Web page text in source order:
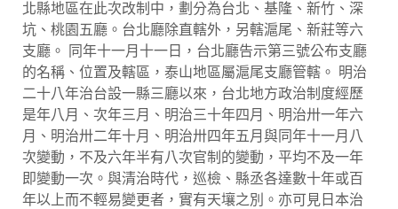
北縣地區在此次改制中，劃分為台北、基隆、新竹、深
坑、桃園五廳。台北廳除直轄外，另轄滬尾、新莊等六
支廳。 同年十一月十一日，台北廳告示第三號公布支廳
的名稱、位置及轄區，泰山地區屬滬尾支廳管轄。 明治
二十八年治台設一縣三廳以來，台北地方政治制度經歷
是年八月、次年三月、明治三十年四月、明治卅一年六
月、明治卅二年十月、明治卅四年五月與同年十一月八
次變動，不及六年半有八次官制的變動，平均不及一年
即變動一次。與清治時代，巡檢、縣丞各達數十年或百
年以上而不輕易變更者，實有天壤之別。亦可見日本治